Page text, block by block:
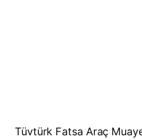
Tüvtürk Fatsa Araç